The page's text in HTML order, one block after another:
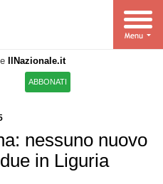
IlNazionale.it
ABBONATI
nessuno nuovo
in Liguria